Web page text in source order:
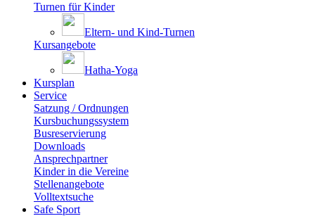
Turnen für Kinder
Eltern- und Kind-Turnen
Kursangebote
Hatha-Yoga
Kursplan
Service
Satzung / Ordnungen
Kursbuchungssystem
Busreservierung
Downloads
Ansprechpartner
Kinder in die Vereine
Stellenangebote
Volltextsuche
Safe Sport